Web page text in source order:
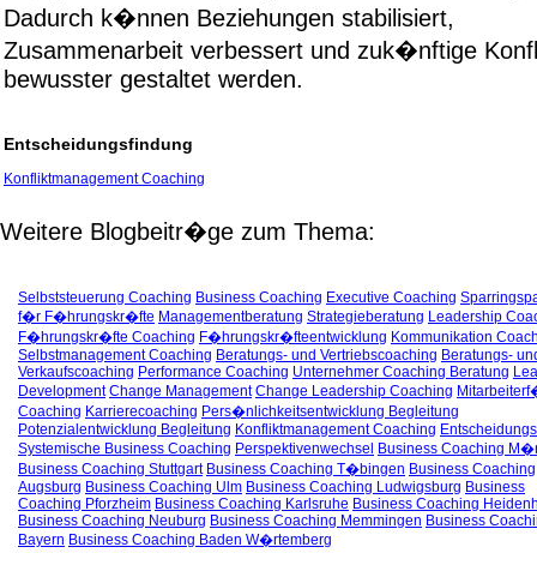
Dadurch k�nnen Beziehungen stabilisiert,
Zusammenarbeit verbessert und zuk�nftige
bewusster gestaltet werden.
Entscheidungsfindung
Konfliktmanagement Coaching
Weitere Blogbeitr�ge zum Thema:
Selbststeuerung Coaching Business Coaching Executive Coaching
f�r F�hrungskr�fte Managementberatung Strategieberatung Leadership
F�hrungskr�fte Coaching F�hrungskr�fteentwicklung Kommunikation
Selbstmanagement Coaching Beratungs- und Vertriebscoaching Beratungs-
Verkaufscoaching Performance Coaching Unternehmer Coaching Beratung
Development Change Management Change Leadership Coaching
Coaching Karrierecoaching Pers�nlichkeitsentwicklung Begleitung
Potenzialentwicklung Begleitung Konfliktmanagement Coaching
Systemische Business Coaching Perspektivenwechsel Business Coaching
Business Coaching Stuttgart Business Coaching T�bingen Business Coaching
Augsburg Business Coaching Ulm Business Coaching Ludwigsburg Business
Coaching Pforzheim Business Coaching Karlsruhe Business Coaching
Business Coaching Neuburg Business Coaching Memmingen Business
Bayern Business Coaching Baden W�rtemberg